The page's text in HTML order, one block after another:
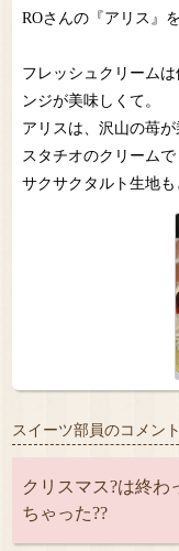
ROさんの『アリス』
フレッシュクリーム
ンジが美味しくて。
アリスは、沢山の苺
スタチオのクリーム
サクサクタルト生地も
スイーツ部員のコメント
クリスマス?は終わ
ちゃった??